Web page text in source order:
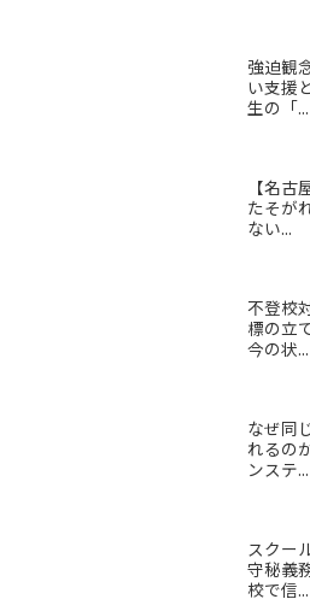
強迫観
い支援
生の「...
【名古
たそが
ない...
不登校
標の立
今の状...
なぜ同
れるの
ンステ...
スクー
守秘義
校で信...